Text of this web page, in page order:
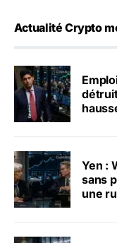
Actualité Crypto
Yen :
sans
une